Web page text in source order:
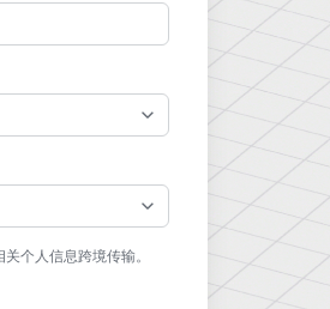
关个人信息跨境传输。